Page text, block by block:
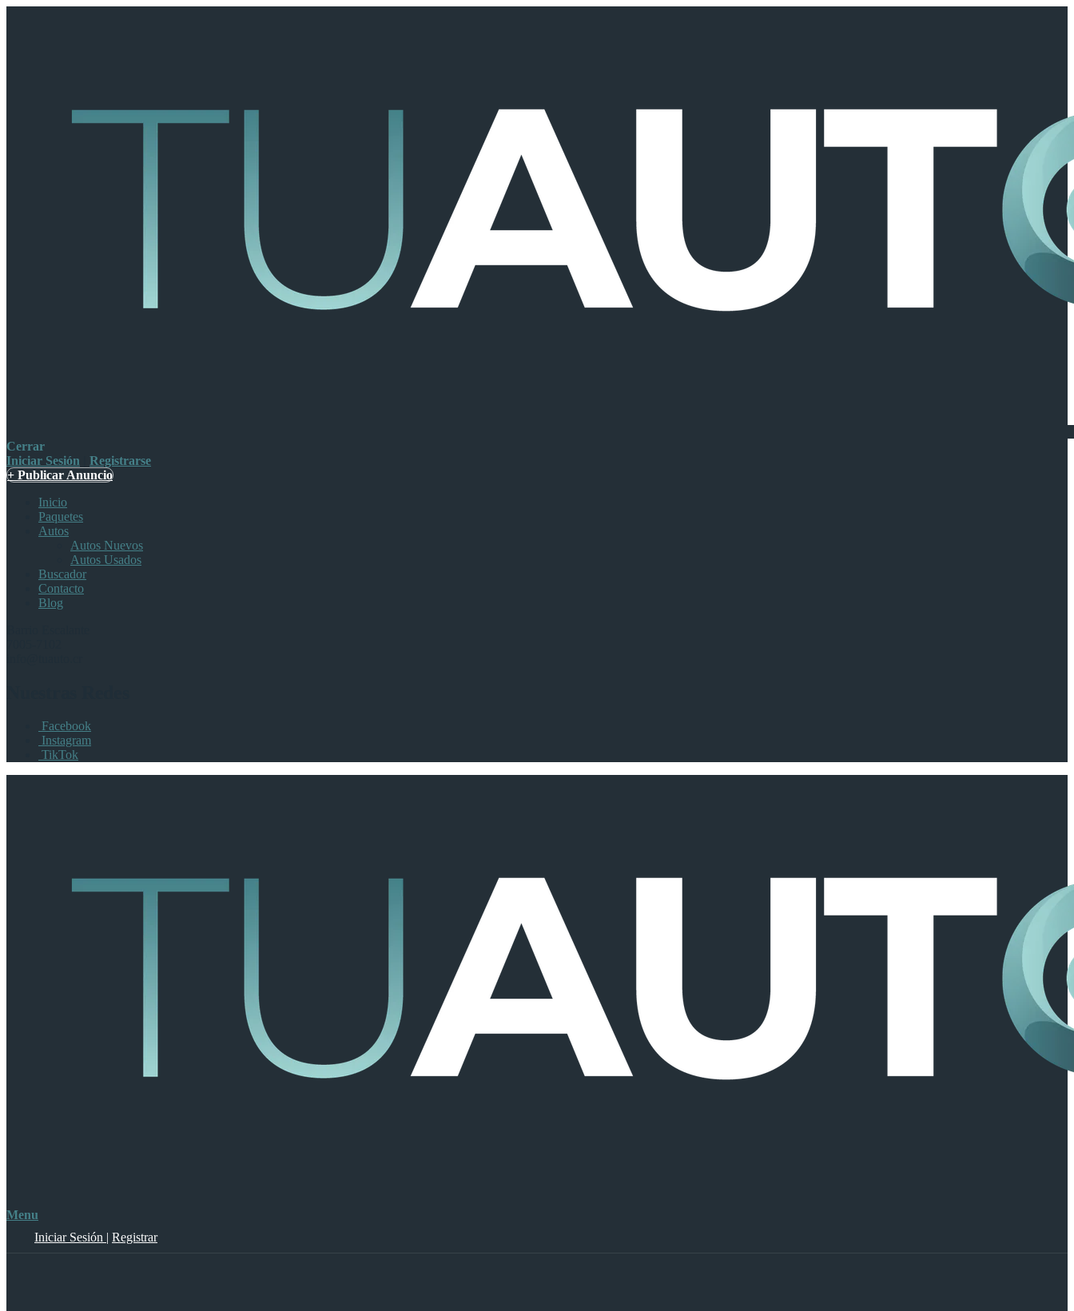
Cerrar
Iniciar Sesión
Registrarse
+ Publicar Anuncio
Inicio
Paquetes
Autos
Autos Nuevos
Autos Usados
Buscador
Contacto
Blog
Facebook
Instagram
TikTok
Menu
Iniciar Sesión | Registrar